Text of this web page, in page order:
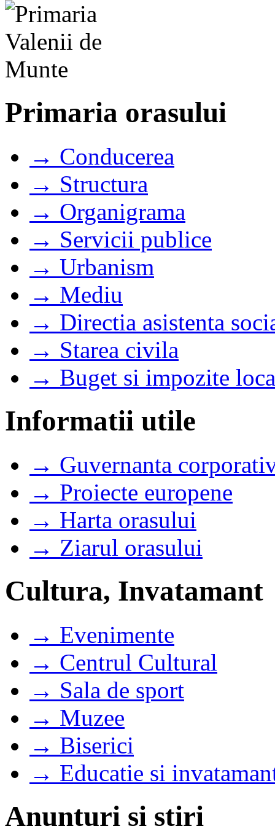
Primaria orasului
→ Conducerea
→ Structura
→ Organigrama
→ Servicii publice
→ Urbanism
→ Mediu
→ Directia asistenta
→ Starea civila
→ Buget si impozite
Informatii utile
→ Guvernanta
→ Proiecte europene
→ Harta orasului
→ Ziarul orasului
Cultura, Invatamant
→ Evenimente
→ Centrul Cultural
→ Sala de sport
→ Muzee
→ Biserici
→ Educatie si
Anunturi si stiri